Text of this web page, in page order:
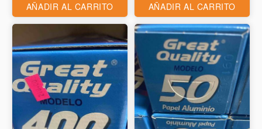
AÑADIR AL CARRITO AÑADIR AL CARRITO